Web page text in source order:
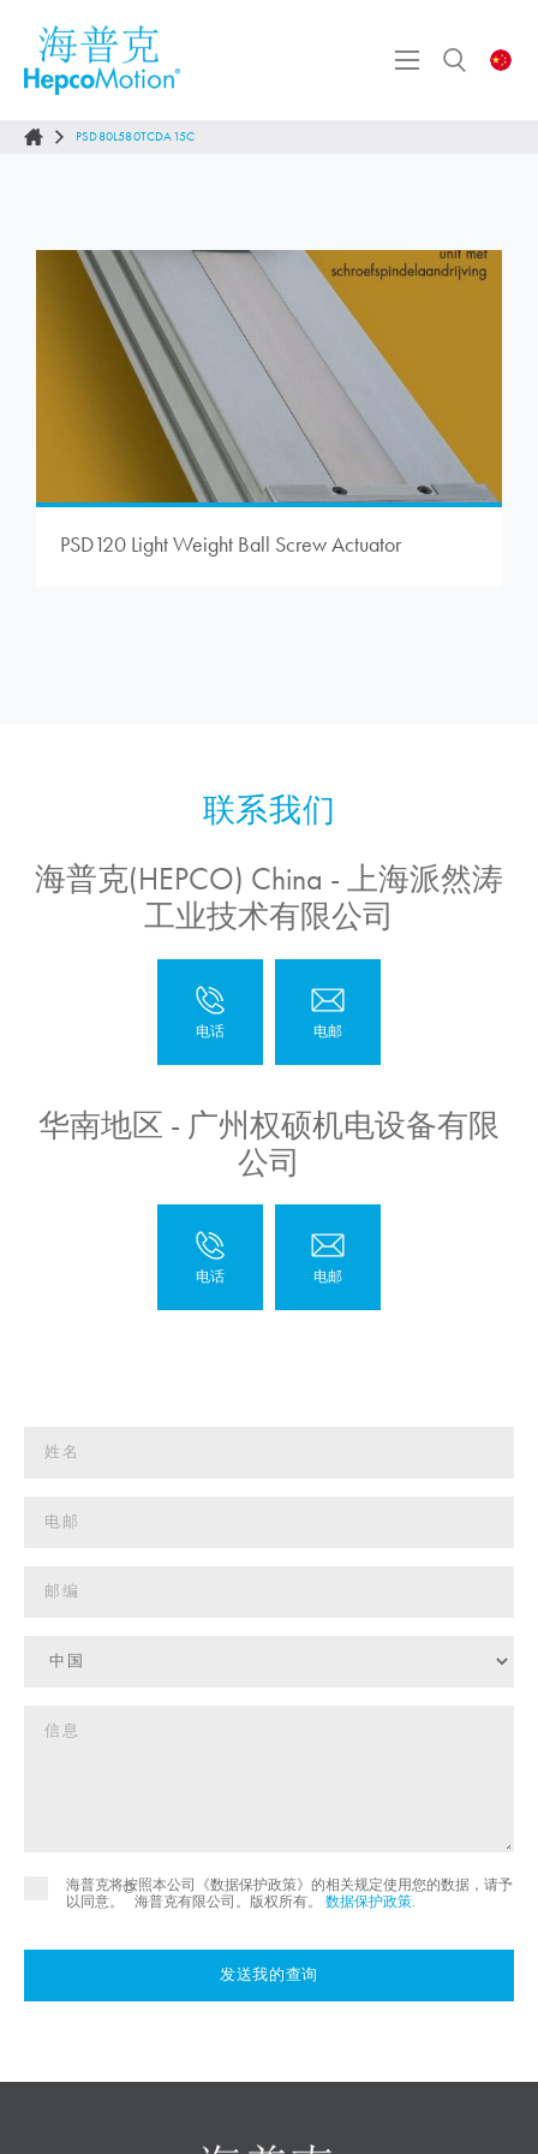
PSD80L580TCDA15C
PSD120 Light Weight Ball Screw Actuator
海普克(HEPCO) China - 上海派然涛
工业技术有限公司
华南地区 - 广州权硕机电设备有限
公司
海普克将按照本公司《数据保护政策》的相关规定使用您的数据，请予
以同意。
©
海普克有限公司。版权所有。 数据保护政策.
发送我的查询